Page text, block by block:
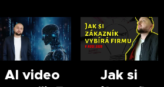
AI video
Jak si